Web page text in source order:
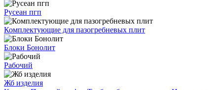
Русеан пгп
Комплектующие для пазогребневых плит
Блоки Бонолит
Рабочий
Жб изделия